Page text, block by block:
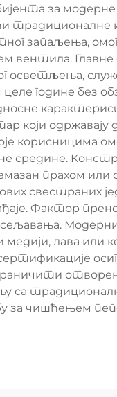
за
традиционалне
запаљења,
вентила. Главне
осветљења,
године без
који одржавају
корисницима
средине.
прахом или
свестраних
Фактор
Модерни
лава или
са
за чишћењем